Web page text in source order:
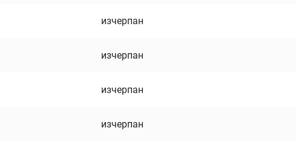
изчерпан
изчерпан
изчерпан
изчерпан